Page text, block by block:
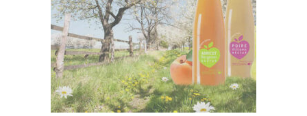
AJOUTER AU PANIER